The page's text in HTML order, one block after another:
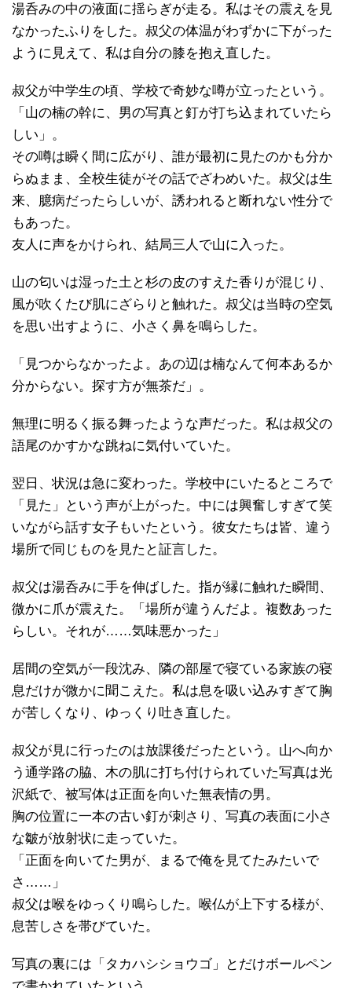
湯呑みの中の液面に揺らぎが走る。私はその震えを見
なかったふりをした。叔父の体温がわずかに下がった
ように見えて、私は自分の膝を抱え直した。
叔父が中学生の頃、学校で奇妙な噂が立ったという。
「山の楠の幹に、男の写真と釘が打ち込まれていたら
しい」。
その噂は瞬く間に広がり、誰が最初に見たのかも分か
らぬまま、全校生徒がその話でざわめいた。叔父は生
来、臆病だったらしいが、誘われると断れない性分で
もあった。
友人に声をかけられ、結局三人で山に入った。
山の匂いは湿った土と杉の皮のすえた香りが混じり、
風が吹くたび肌にざらりと触れた。叔父は当時の空気
を思い出すように、小さく鼻を鳴らした。
「見つからなかったよ。あの辺は楠なんて何本あるか
分からない。探す方が無茶だ」。
無理に明るく振る舞ったような声だった。私は叔父の
語尾のかすかな跳ねに気付いていた。
翌日、状況は急に変わった。学校中にいたるところで
「見た」という声が上がった。中には興奮しすぎて笑
いながら話す女子もいたという。彼女たちは皆、違う
場所で同じものを見たと証言した。
叔父は湯呑みに手を伸ばした。指が縁に触れた瞬間、
微かに爪が震えた。「場所が違うんだよ。複数あった
らしい。それが……気味悪かった」
居間の空気が一段沈み、隣の部屋で寝ている家族の寝
息だけが微かに聞こえた。私は息を吸い込みすぎて胸
が苦しくなり、ゆっくり吐き直した。
叔父が見に行ったのは放課後だったという。山へ向か
う通学路の脇、木の肌に打ち付けられていた写真は光
沢紙で、被写体は正面を向いた無表情の男。
胸の位置に一本の古い釘が刺さり、写真の表面に小さ
な皺が放射状に走っていた。
「正面を向いてた男が、まるで俺を見てたみたいで
さ……」
叔父は喉をゆっくり鳴らした。喉仏が上下する様が、
息苦しさを帯びていた。
写真の裏には「タカハシショウゴ」とだけボールペン